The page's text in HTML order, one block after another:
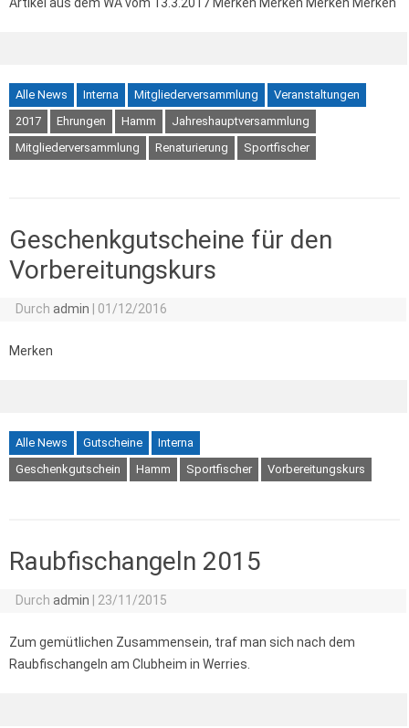
Alle News Interna Mitgliederversammlung
Veranstaltungen
2017
Ehrungen Hamm
Jahreshauptversammlung
Mitgliederversammlung
Renaturierung Sportfischer
Geschenkgutscheine für den
Vorbereitungskurs
Durch admin 01/12/2016
Merken
Alle News Gutscheine
Interna
Geschenkgutschein
Hamm Sportfischer Vorbereitungskurs
Raubfischangeln 2015
Durch admin 23/11/2015
Zum gemütlichen Zusammensein, traf man sich nach dem
Raubfischangeln am Clubheim in Werries.